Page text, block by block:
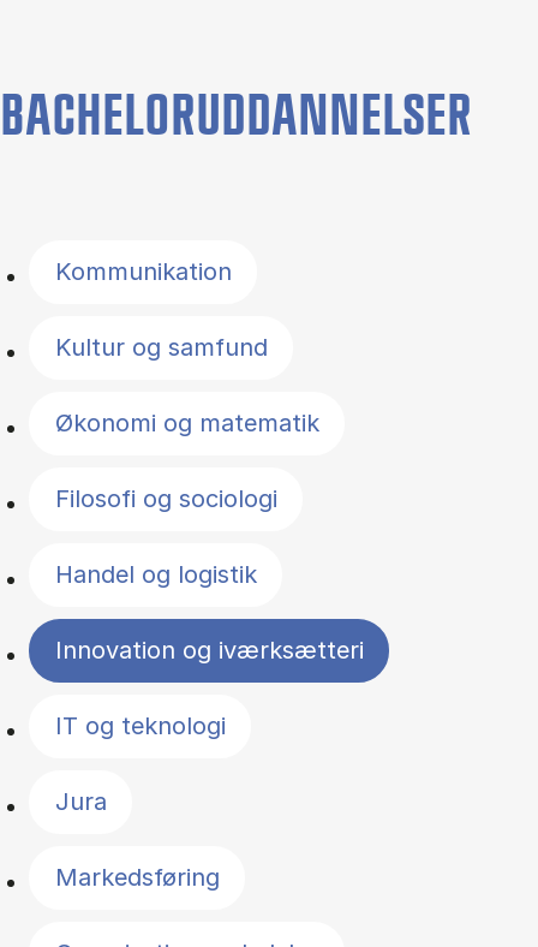
BACHELORUDDANNELSER
Kommunikation
Kultur og samfund
Økonomi og matematik
Filosofi og sociologi
Handel og logistik
Innovation og iværksætteri
IT og teknologi
Jura
Markedsføring